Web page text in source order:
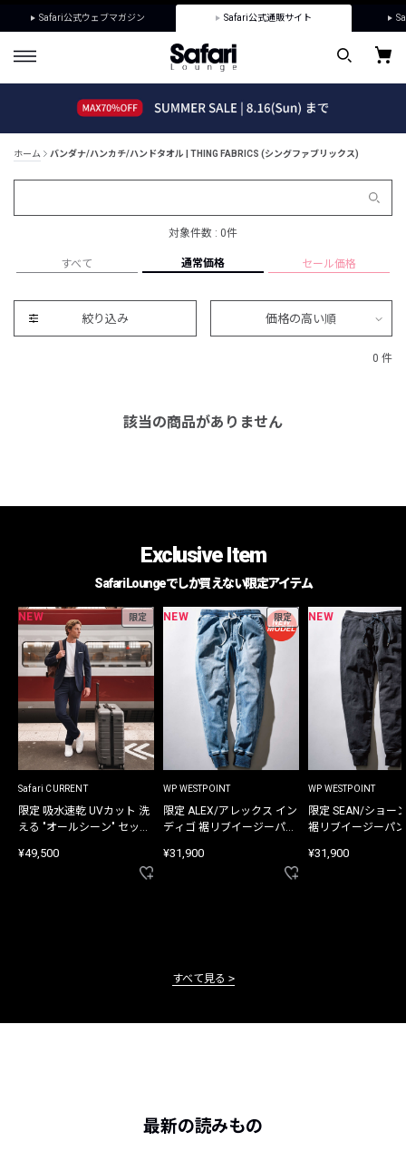
Safari公式ウェブマガジン Safari公式通販サイト
ホーム バンダナ/ハンカチ/ハンドタオル | THING FABRICS (シングファブリックス)
対象件数 : 0件
すべて 通常価格 セール価格
絞り込み 価格の高い順
0 件
該当の商品がありません
Exclusive Item
Safari Loungeでしか買えない限定アイテム
NEW 限定
Safari CURRENT
限定 吸水速乾 UVカット 洗
える "オールシーン" セット
¥49,500
NEW 限定
WP WESTPOINT
限定 ALEX/アレックス イン
ディゴ 裾リブイージーパン
¥31,900
NEW
WP WESTPOINT
限定 SEAN/ショー
裾リブイージーパ
¥31,900
すべて見る
最新の読みもの